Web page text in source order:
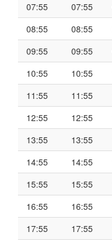
07:55
07:55
08:55
08:55
09:55
09:55
10:55
10:55
11:55
11:55
12:55
12:55
13:55
13:55
14:55
14:55
15:55
15:55
16:55
16:55
17:55
17:55